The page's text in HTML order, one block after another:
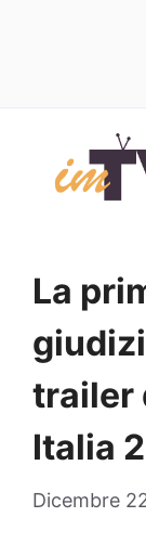
contenuto
La
trailer
Italia 2
Dicembre